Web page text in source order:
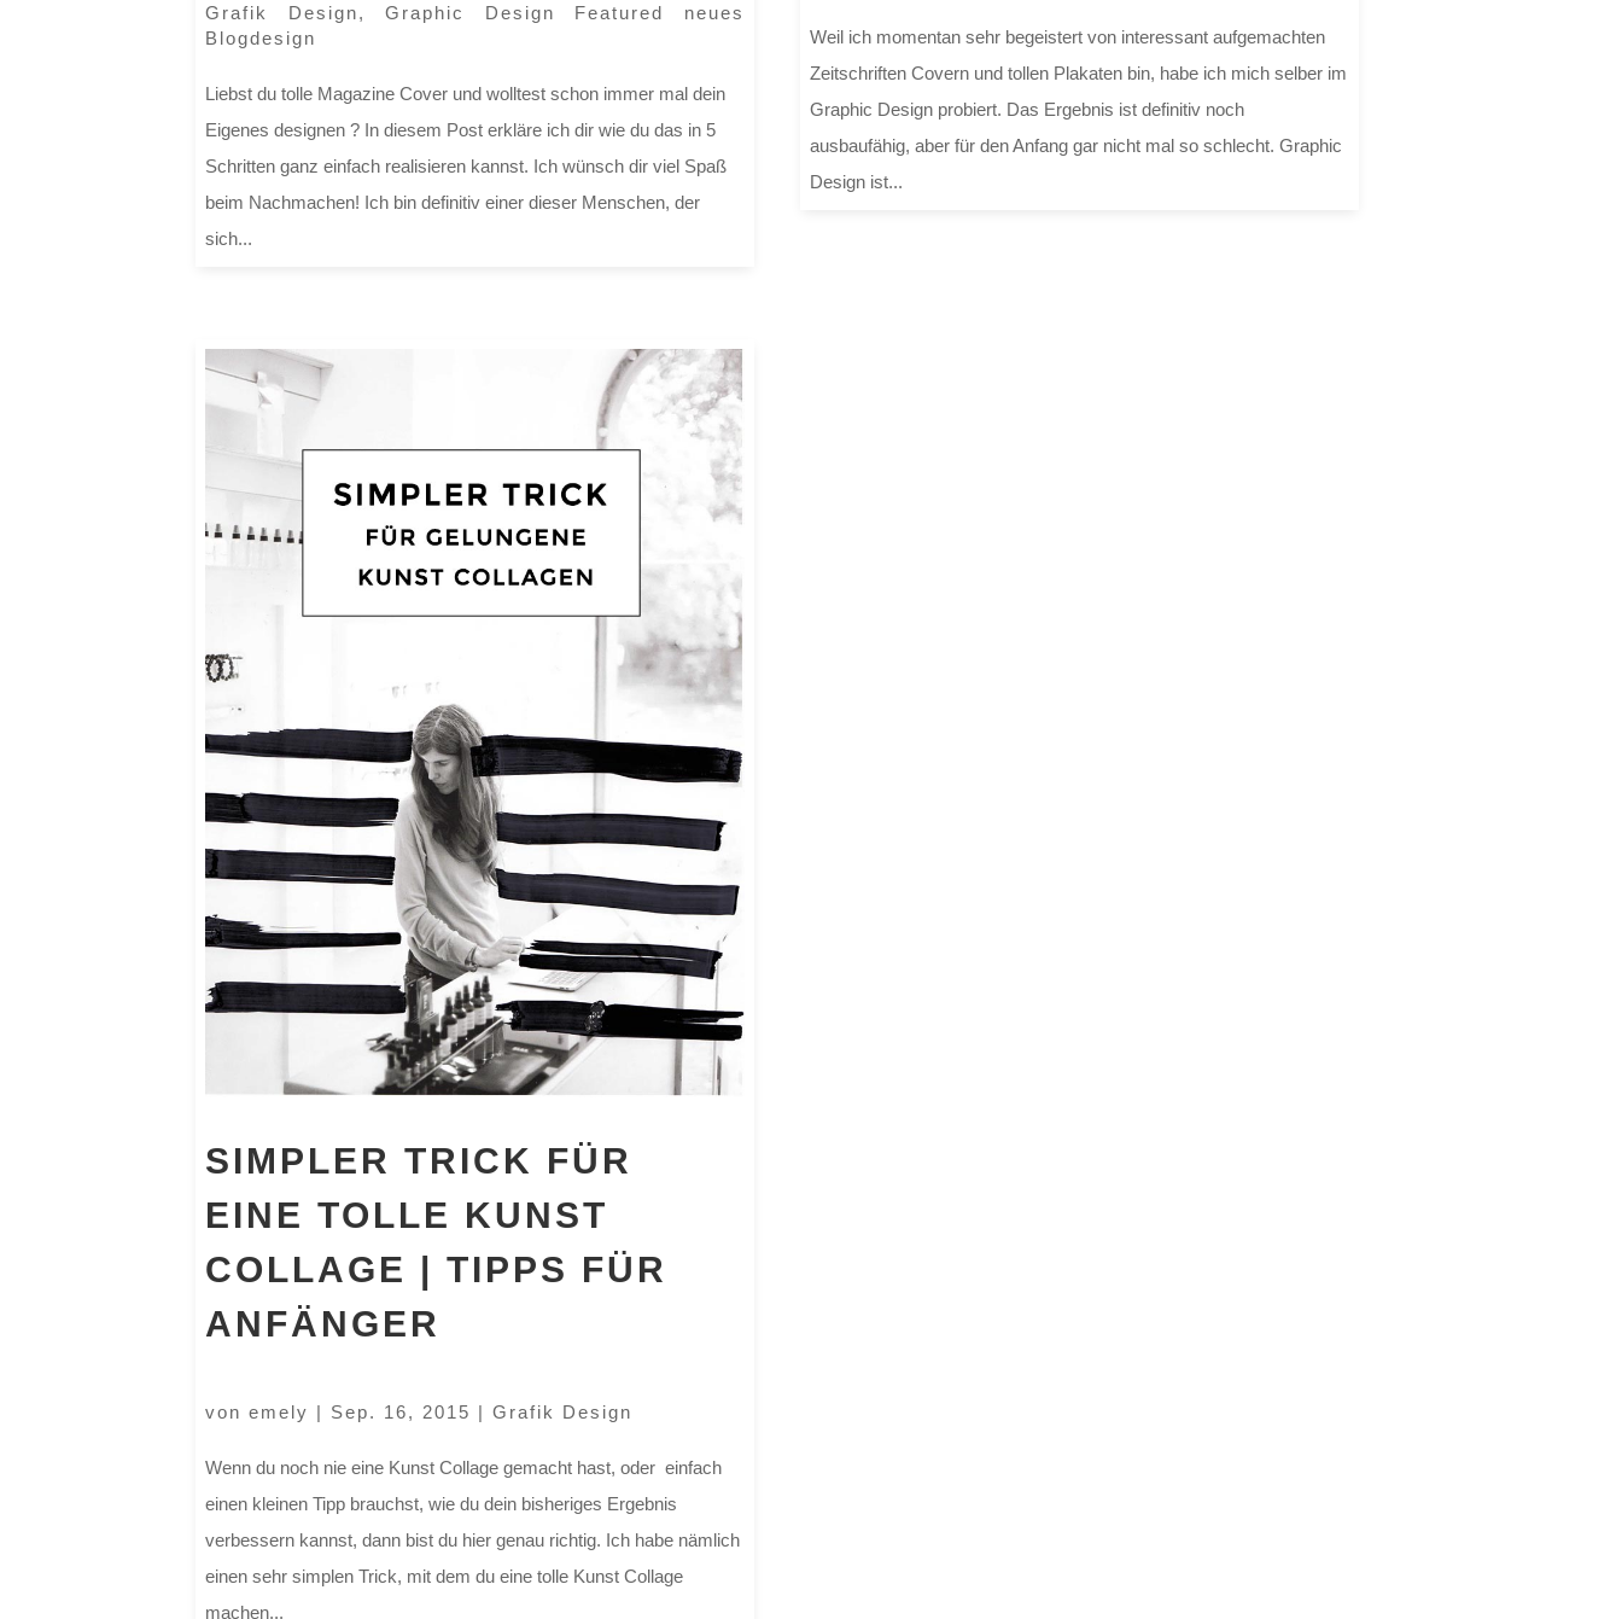
Grafik Design,Graphic Design Featured neues
Blogdesign
Liebst du tolle Magazine Cover und wolltest schon immer mal dein
Eigenes designen ? In diesem Post erkläre ich dir wie du das in 5
Schritten ganz einfach realisieren kannst. Ich wünsch dir viel Spaß
beim Nachmachen! Ich bin definitiv einer dieser Menschen, der
sich...
Weil ich momentan sehr begeistert von interessant aufgemachten
Zeitschriften Covern und tollen Plakaten bin, habe ich mich selber im
Graphic Design probiert. Das Ergebnis ist definitiv noch
ausbaufähig, aber für den Anfang gar nicht mal so schlecht. Graphic
Design ist...
SIMPLER TRICK FÜR
EINE TOLLE KUNST
COLLAGE | TIPPS FÜR
ANFÄNGER
von emely | Sep. 16, 2015 | Grafik Design
Wenn du noch nie eine Kunst Collage gemacht hast, oder einfach
einen kleinen Tipp brauchst, wie du dein bisheriges Ergebnis
verbessern kannst, dann bist du hier genau richtig. Ich habe nämlich
einen sehr simplen Trick, mit dem du eine tolle Kunst Collage
machen...